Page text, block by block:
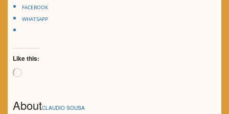
FACEBOOK
WHATSAPP
Like this:
Loading…
AboutCLAUDIO SOUSA